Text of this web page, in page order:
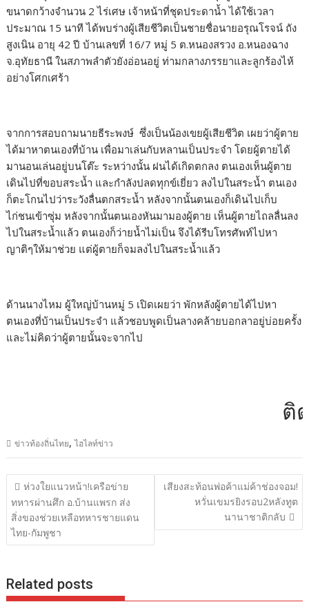
ขนาดกว้างจำนวน 2 ไร่เศษ เจ้าหน้าที่ชุดประดาน้ำ ได้ใช้เวลา
ประมาณ 15 นาที ได้พบร่างผู้เสียชีวิตเป็นชายชื่อนายอรุณโรจน์ ถัง
สูงเนิน อายุ 42 ปี บ้านเลขที่ 16/7 หมู่ 5 ต.หนองสรวง อ.หนองฉาง
จ.อุทัยธานี ในสภาพลำตัวยังอ่อนอยู่ ท่ามกลางภรรยาและลูกร้องไห้
อย่างโศกเศร้า
จากการสอบถามนายธีระพงษ์ ซึ่งเป็นน้องเขยผู้เสียชีวิต เผยว่าผู้ตาย
ได้มาหาตนเองที่บ้าน เพื่อมาเล่นกับหลานเป็นประจำ โดยผู้ตายได้
มานอนเล่นอยู่บนโต๊ะ ระหว่างนั้น ฝนได้เกิดตกลง ตนเองเห็นผู้ตาย
เดินไปที่ขอบสระน้ำ และกำลังปลดทุกข์เยี่ยว ลงไปในสระน้ำ ตนเอง
ก็ตะโกนไปว่าระวังลื่นตกสระน้ำ หลังจากนั้นตนเองก็เดินไปเก็บ
ไก่ชนเข้าซุ่ม หลังจากนั้นตนเองหันมามองผู้ตาย เห็นผู้ตายไถลลื่นลง
ไปในสระน้ำแล้ว ตนเองก็ว่ายน้ำไม่เป็น จึงได้รีบโทรศัพท์ไปหา
ญาติๆให้มาช่วย แต่ผู้ตายก็จมลงไปในสระน้ำแล้ว
ด้านนางไหม ผู้ใหญ่บ้านหมู่ 5 เปิดเผยว่า พักหลังผู้ตายได้ไปหา
ตนเองที่บ้านเป็นประจำ แล้วชอบพูดเป็นลางคล้ายบอกลาอยู่บ่อยครั้ง
และไม่คิดว่าผู้ตายนั้นจะจากไป
ติดต่
ข่าวท้องถิ่นไทย,ไฮไลท์ข่าว
แนะแนว
เรื่อง
ห่วงใยแนวหน้า!เครือข่าย
ทหารผ่านศึก อ.บ้านแพรก ส่ง
สิ่งของช่วยเหลือทหารชายแดน
ไทย-กัมพูชา
เสียงสะท้อนพ่อค้าแม่ค้าช่องจอม!
หวั่นเขมรยิงรอบ2หลังทูต
นานาชาติกลับ
Related posts